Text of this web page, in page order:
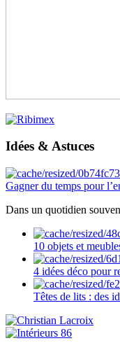
Idées & Astuces
Gagner du temps pour
Dans un quotidien
10 objets et
4 idées déco pour
Têtes de lits : des